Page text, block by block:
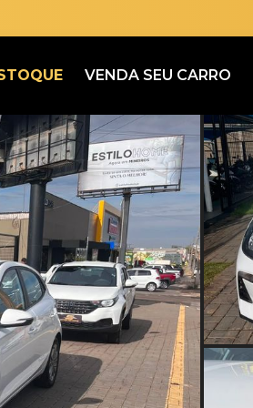
VENDA SEU CARRO